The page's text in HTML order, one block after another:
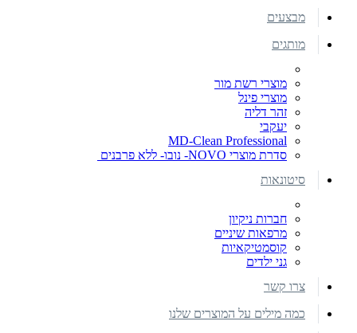
מבצעים
מותגים
מוצרי רשת מור
מוצרי פינל
זהר דליה
יעקבי
MD-Clean Professional
סדרת מוצרי NOVO- נובו- ללא פרבנים
סיטונאות
חברות ניקיון
מרפאות שיניים
קוסמטיקאיות
גני ילדים
צרו קשר
כמה מילים על המוצרים שלנו